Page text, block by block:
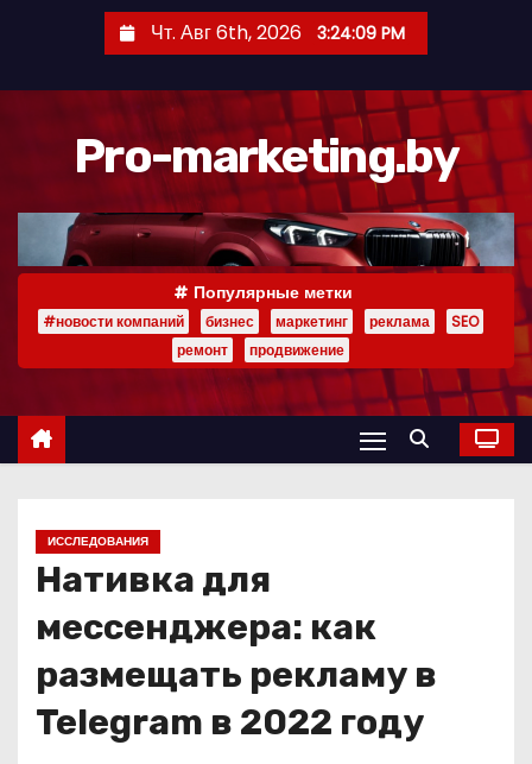
р
Чт. Авг 6th, 2026 3:24:10 PM
Pro-marketing.by
Популярные метки
#новости компаний бизнес маркетинг реклама
SEO
ремонт
продвижение
ИССЛЕДОВАНИЯ
Нативка для
мессенджера: как
размещать рекламу в
Telegram в 2022 году